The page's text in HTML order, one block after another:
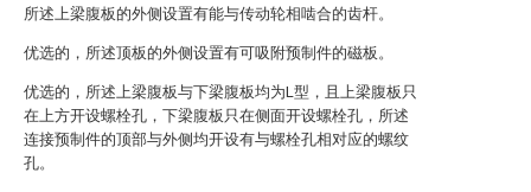
所述上梁腹板的外侧设置有能与传动轮相啮合的齿杆。
优选的，所述顶板的外侧设置有可吸附预制件的磁板。
优选的，所述上梁腹板与下梁腹板均为L型，且上梁腹板只
在上方开设螺栓孔，下梁腹板只在侧面开设螺栓孔，所述
连接预制件的顶部与外侧均开设有与螺栓孔相对应的螺纹
孔。